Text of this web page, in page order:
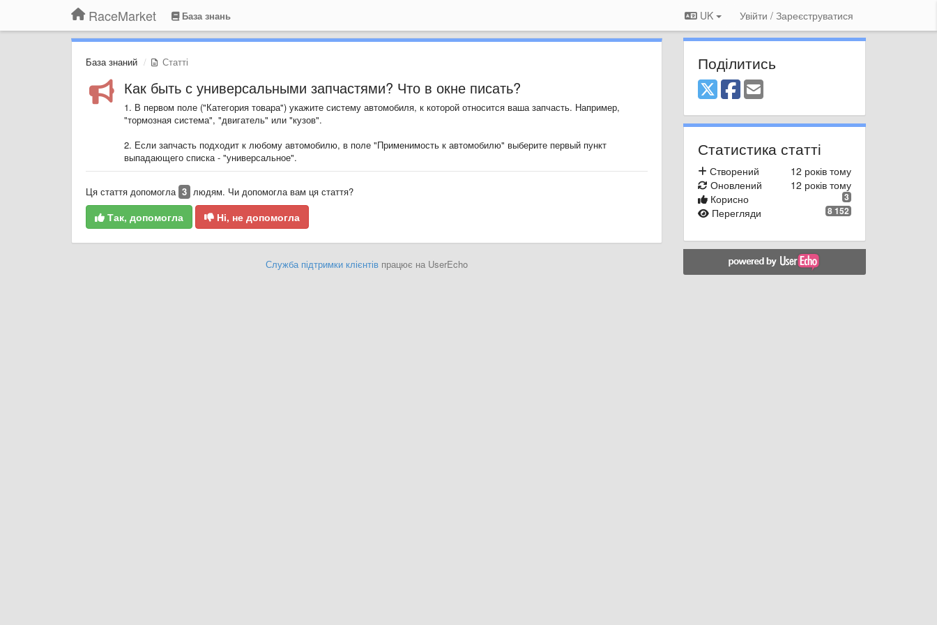
RaceMarket База знань UK Увійти / Зареєструватися
База знаний Статті
Как быть с универсальными запчастями? Что в окне писать?
1. В первом поле ("Категория товара") укажите систему автомобиля, к которой относится ваша запчасть. Например,
"тормозная система", "двигатель" или "кузов".
2. Если запчасть подходит к любому автомобилю, в поле "Применимость к автомобилю" выберите первый пункт
выпадающего списка - "универсальное".
Ця стаття допомогла 3 людям. Чи допомогла вам ця стаття?
Так, допомогла Ні, не допомогла
Служба підтримки клієнтівпрацює на UserEcho
Поділитись
Статистика статті
12 років тому
Створений
12 років тому
Оновлений
3
Корисно
8 152
Перегляди